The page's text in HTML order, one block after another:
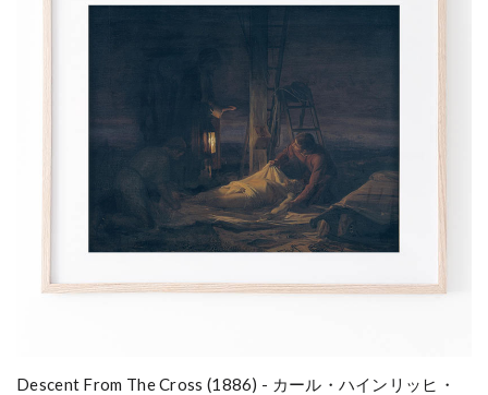
Descent From The Cross (1886) - カール・ハインリッヒ・